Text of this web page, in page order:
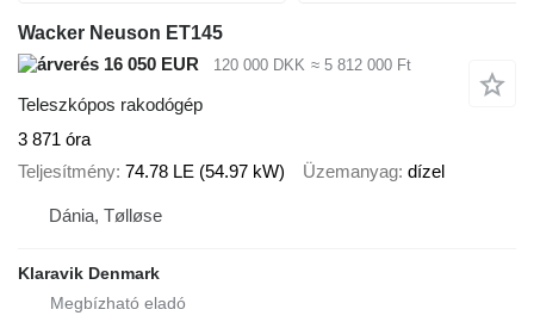
Wacker Neuson ET145
16 050 EUR
120 000 DKK ≈ 5 812 000 Ft
Teleszkópos rakodógép
3 871 óra
Teljesítmény 74.78 LE (54.97 kW) Üzemanyag dízel
Dánia, Tølløse
Klaravik Denmark